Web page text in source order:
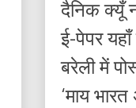
दैनिक क्यूँ
ई-पेपर
बरेली में
‘माय